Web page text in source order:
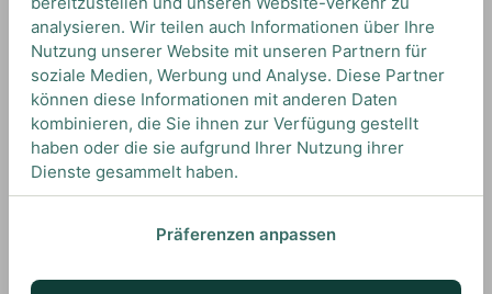
TIPS & TRICKS
HOW TO DRINK
Wir würden empfehlen diesen Tequila pur zu
genießen, um all seine Aromen optimal
wahrnehmen zu können.
analysieren. Wir teilen auch Informationen über Ihre
Nutzung unserer Website mit unseren Partnern für
soziale Medien, Werbung und Analyse. Diese Partner
können diese Informationen mit anderen Daten
kombinieren, die Sie ihnen zur Verfügung gestellt
haben oder die sie aufgrund Ihrer Nutzung ihrer
Dienste gesammelt haben.
Präferenzen anpassen